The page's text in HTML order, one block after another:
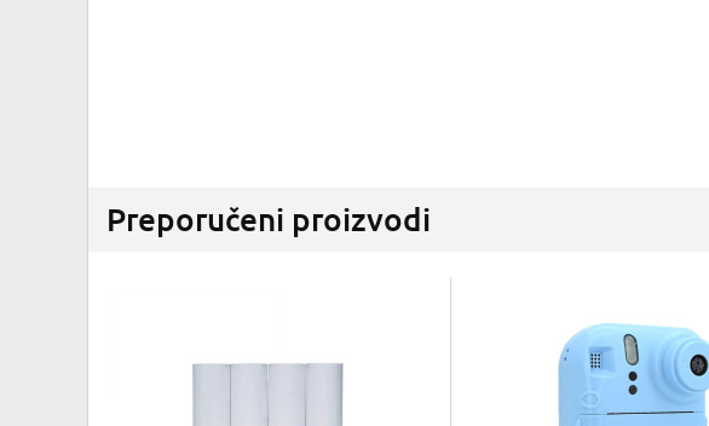
Preporučeni proizvodi